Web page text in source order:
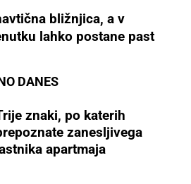
bližnjica, a v
lahko postane past
DANES
znaki, po katerih
zanesljivega
apartmaja